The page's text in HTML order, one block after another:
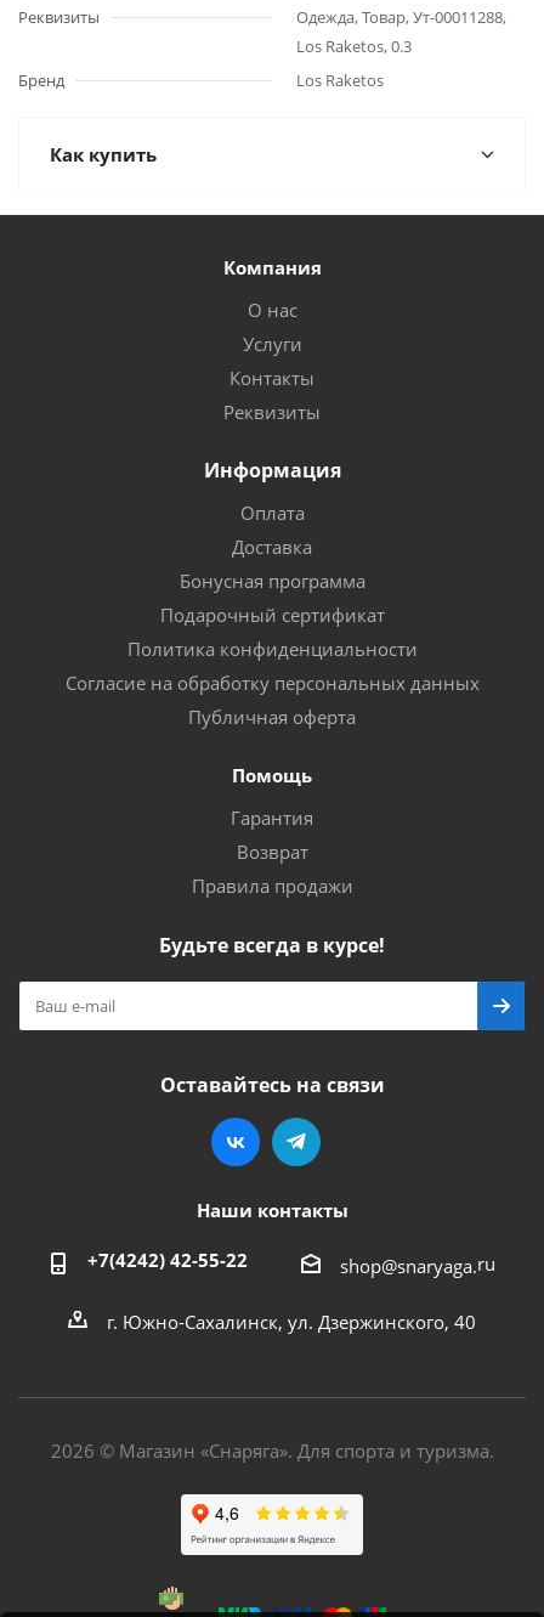
Реквизиты
Одежда, Товар, Ут-00011288,
Los Raketos, 0.3
Бренд
Los Raketos
Как купить
Компания
О нас
Услуги
Контакты
Реквизиты
Информация
Оплата
Доставка
Бонусная программа
Подарочный сертификат
Политика конфиденциальности
Согласие на обработку персональных данных
Публичная оферта
Помощь
Гарантия
Возврат
Правила продажи
Будьте всегда в курсе!
Оставайтесь на связи
Наши контакты
+7(4242) 42-55-22 shop@snaryaga.ru
г. Южно-Сахалинск, ул. Дзержинского, 40
2026 © Магазин «Снаряга». Для спорта и туризма.